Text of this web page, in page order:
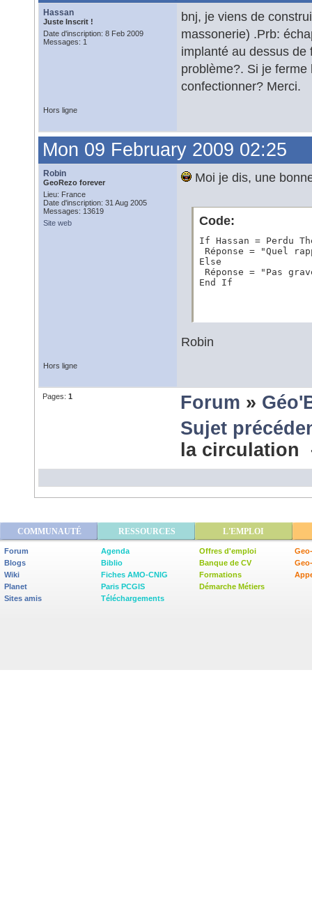
Hassan
Juste Inscrit !
Date d'inscription: 8 Feb 2009
Messages: 1
bnj, je viens de
massonerie) .Prb:
implanté au dessus
problème?. Si je
confectionner? Merci.
Hors ligne
Mon 09 February 2009 02:25
Robin
GeoRezo forever
Lieu: France
Date d'inscription: 31 Aug 2005
Messages: 13619
Site web
Moi je dis, une
Code:
If Hassan = Perdu
Réponse = "Quel
Else
Réponse = "Pas
End If
Robin
Hors ligne
Pages: 1 Forum »
Sujet
la
COMMUNAUTÉ RESSOURCES L'EMPLOI
Forum
Blogs
Wiki
Planet
Sites amis
Agenda
Biblio
Fiches AMO-CNIG
Paris PCGIS
Téléchargements
Offres d'emploi
Banque de CV
Formations
Démarche Métiers